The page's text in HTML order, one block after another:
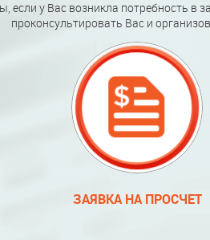
если у Вас возникла потребность в
проконсультировать Вас и
ЗАЯВКА НА ПРОСЧЕТ